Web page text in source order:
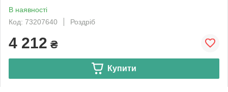
В наявності
Код: 73207640
Роздріб
4 212 ₴
Купити